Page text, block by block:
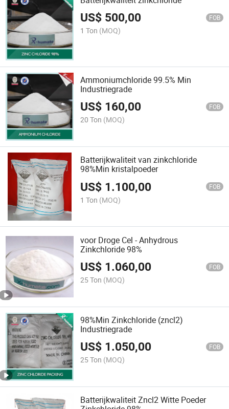
US$ 500,00 FOB
1 Ton (MOQ)
Ammoniumchloride 99.5% Min
Industriegrade
US$ 160,00 FOB
20 Ton (MOQ)
Batterijkwaliteit van zinkchloride
98%Min kristalpoeder
US$ 1.100,00 FOB
1 Ton (MOQ)
voor Droge Cel - Anhydrous
Zinkchloride 98%
US$ 1.060,00 FOB
25 Ton (MOQ)
98%Min Zinkchloride (zncl2)
Industriegrade
US$ 1.050,00 FOB
25 Ton (MOQ)
Batterijkwaliteit Zncl2 Witte Poeder